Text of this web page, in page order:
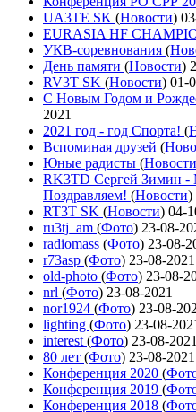
UA3TE SK (Новости)
EURASIA HF
УКВ-соревнования (
День памяти (Новости)
RV3T SK (Новости) 01-
С Новым Годом и
2021
2021 год - год Cпорта! (
Вспоминая друзей (
Юные радисты (Новости
RK3TD Сергей Зимин -
Поздравляем! (Новости)
RT3T SK (Новости) 04-
ru3tj_am (Фото) 23-08-
radiomass (Фото) 23-08-
r73asp (Фото) 23-08-2021
old-photo (Фото) 23-08-
nrl (Фото) 23-08-2021
nor1924 (Фото) 23-08-
lighting (Фото) 23-08-
interest (Фото) 23-08-2021
80 лет (Фото) 23-08-2021
Конференция 2020 (
Конференция 2019 (
Конференция 2018 (